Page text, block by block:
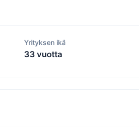
Yrityksen ikä
33 vuotta